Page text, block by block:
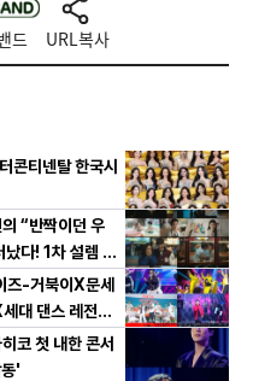
드 URL복사
의 “반짝이던 우
다! 1차 설렘 티
즈-거북이X문세
대 댄스 레전드
코 첫 내한 콘서
'